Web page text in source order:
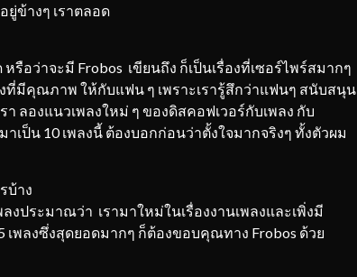
ยู่ข้างๆ เราตลอด
รือว่าจะมี Frobos เขียนถึง ก็เป็นเรื่องที่เซอร์ไพร์สมากๆ
ที่มีคุณภาพ ให้กับแฟน ๆ เพราะเรารู้สึกว่าแฟนๆ สนับสนุน
ลองแนวเพลงใหม่ ๆ ของดิสคอฟเวอร์กับเพลง กับ
เป็น 10 เพลงนี้ ต้องบอกก่อนว่าตั้งใจมากจริงๆ ทั้งตัวผม
บ้าง
ลงประมาณว่า เรามาใหม่ในเรื่องงานเพลงและเพิ่งมี
พลงซึ่งสุดยอดมากๆ ก็ต้องขอบคุณทาง Frobos ด้วย